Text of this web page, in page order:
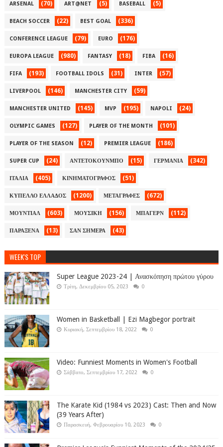
ARSENAL (70) ART@NET (5) BASEBALL (5)
BEACH SOCCER (22) BEST GOAL (336)
CONFERENCE LEAGUE (79) EURO (176)
EUROPA LEAGUE (980) FANTASY (18) FIBA (16)
FIFA (193) FOOTBALL IDOLS (31) INTER (57)
LIVERPOOL (146) MANCHESTER CITY (59)
MANCHESTER UNITED (145) MVP (195) NAPOLI (24)
OLYMPIC GAMES (127) PLAYER OF THE MONTH (101)
PLAYER OF THE SEASON (12) PREMIER LEAGUE (186)
SUPER CUP (24) ΑΝΤΕΤΟΚΟΥΝΜΠΟ (15) ΓΕΡΜΑΝΙΑ (342)
ΙΤΑΛΙΑ (405) ΚΙΝΗΜΑΤΟΓΡΑΦΟΣ (51)
ΚΥΠΕΛΛΟ ΕΛΛΑΔΟΣ (1200) ΜΕΤΑΓΡΑΦΕΣ (672)
ΜΟΥΝΤΙΑΛ (603) ΜΟΥΣΙΚΗ (156) ΜΠΑΓΕΡΝ (112)
ΠΑΡΑΞΕΝΑ (13) ΣΑΝ ΣΗΜΕΡΑ (43)
WEEK'S TOP
Super League 2023-24 | Ανασκόπηση πρώτου γύρου
Τρίτη, Δεκεμβρίου 05, 2023 0
Women in Basketball | Ezi Magbegor portrait
Κυριακή, Σεπτεμβρίου 18, 2022 0
Video: Funniest Moments in Women's Football
Σάββατο, Σεπτεμβρίου 17, 2022 0
The Karate Kid (1984 vs 2023) Cast: Then and Now
(39 Years After)
Παρασκευή, Φεβρουαρίου 10, 2023 0